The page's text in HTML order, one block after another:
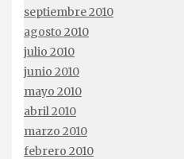
septiembre 2010
agosto 2010
julio 2010
junio 2010
mayo 2010
abril 2010
marzo 2010
febrero 2010